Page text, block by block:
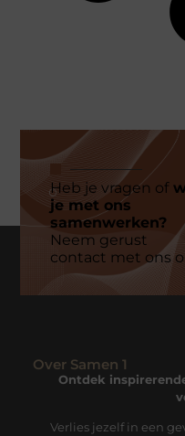
Heb je vragen of
je met ons
samenwerken?
Neem gerust
contact met ons
Over Samen 1
Ontdek
Verlies jezelf in een